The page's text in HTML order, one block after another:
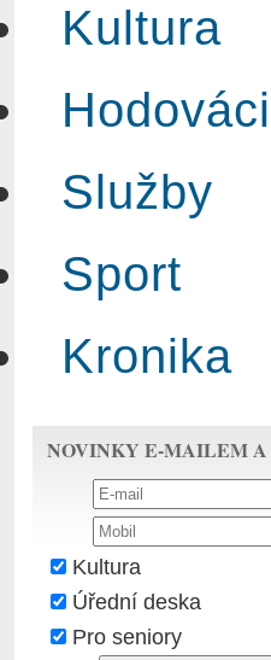
Kultura
Hodováci
Služby
Sport
Kronika
NOVINKY E-MAILEM A
Kultura
Úřední deska
Pro seniory